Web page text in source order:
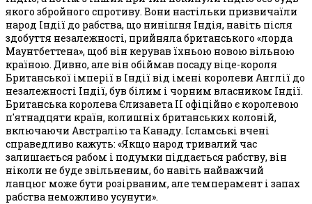
якого збройного спротиву. Вони настільки призвичаїли
народ Індії до рабства, що нинішня Індія, навіть після
здобуття незалежності, прийняла британського «лорда
Маунтбеттена», щоб він керував їхньою новою вільною
країною. Дивно, але він обіймав посаду віце-короля
Британської імперії в Індії від імені королеви Англії до
незалежності Індії, був білим і чорним власником Індії.
Британська королева Єлизавета II офіційно є королевою
п'ятнадцяти країн, колишніх британських колоній,
включаючи Австралію та Канаду. Ісламські вчені
справедливо кажуть: «Якщо народ тривалий час
залишається рабом і подумки піддається рабству, він
ніколи не буде звільненим, бо навіть найважчий
ланцюг може бути розірваним, але темперамент і запах
рабства неможливо усунути».